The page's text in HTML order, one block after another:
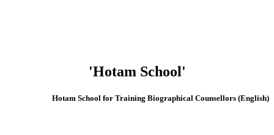
'Hotam School'
(English) Hotam School for Training Biographical Counsellors